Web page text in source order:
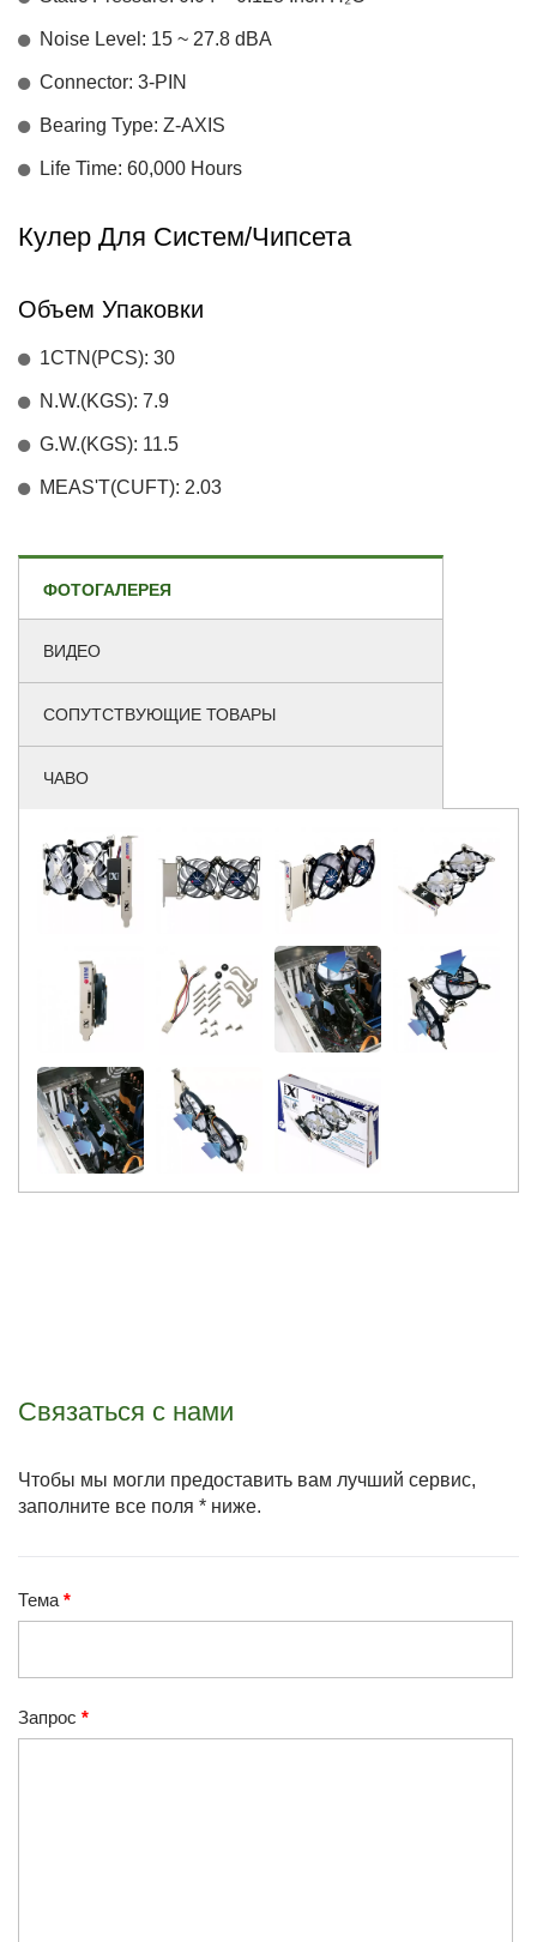
Noise Level: 15 ~ 27.8 dBA
Connector: 3-PIN
Bearing Type: Z-AXIS
Life Time: 60,000 Hours
Кулер Для Систем/чипсета
Объем Упаковки
1CTN(PCS): 30
N.W.(KGS): 7.9
G.W.(KGS): 11.5
MEAS'T(CUFT): 2.03
ФОТОГАЛЕРЕЯ
ВИДЕО
СОПУТСТВУЮЩИЕ ТОВАРЫ
ЧАВО